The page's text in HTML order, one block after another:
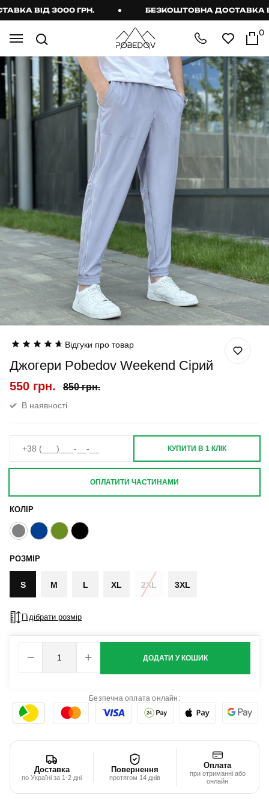
ВІД 3000 ГРН. БЕЗКОШТОВНА ДОСТАВКА
0
Відгуки про товар
Джогери Pobedov Weekend Сірий
550 грн. 850 грн.
В наявності
КОЛІР
РОЗМІР
S M L XL 2XL 3XL
Підібрати розмір
ДОДАТИ У КОШИК
КУПИТИ В 1 КЛІК
ОПЛАТИТИ ЧАСТИНАМИ
Безпечна оплата онлайн:
Доставка
по Україні за 1-2 дні
Повернення
протягом 14 днів
Оплата
при отриманні або
онлайн